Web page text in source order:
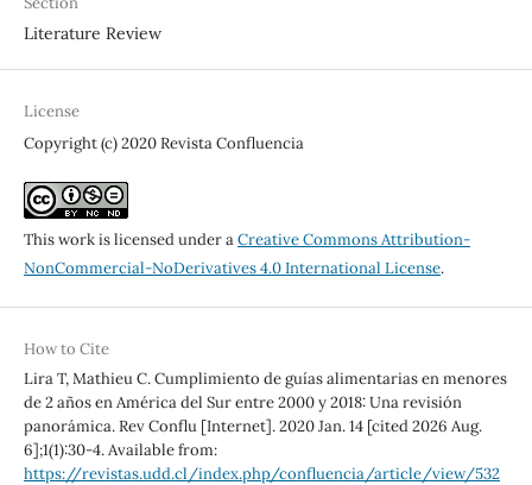
Literature Review
License
Copyright (c) 2020 Revista Confluencia
This work is licensed under aCreative Commons Attribution-
NonCommercial-NoDerivatives 4.0 International License.
How to Cite
Lira T, Mathieu C. Cumplimiento de guías alimentarias en menores
de 2 años en América del Sur entre 2000 y 2018: Una revisión
panorámica. Rev Conflu [Internet]. 2020 Jan. 14 [cited 2026 Aug.
6];1(1):30-4. Available from:
https://revistas.udd.cl/index.php/confluencia/article/view/532